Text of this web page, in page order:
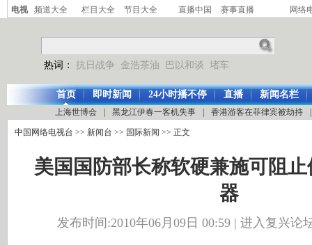
电视
频道大全 栏目大全 节目大全 直播中国 赛事直播 网络
热词： 抗日战争 金浩茶油 巴以和谈 堵车
首页
上海世博会 | 黑龙江伊春一客机失事 | 香港游客在菲律宾被劫持 |
即时新闻 24小时播不停 直播 新闻名栏
中国网络电视台 >> 新闻台 >> 国际新闻 >> 正文
美国国防部长称软硬兼施可阻
器
发布时间:2010年06月09日 00:59 | 进入复兴论